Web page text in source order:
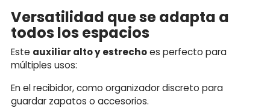
Versatilidad que se adapta a
todos los espacios
Este auxiliar alto y estrechoes perfecto para
múltiples usos:
En el recibidor, como organizador discreto para
guardar zapatos o accesorios.